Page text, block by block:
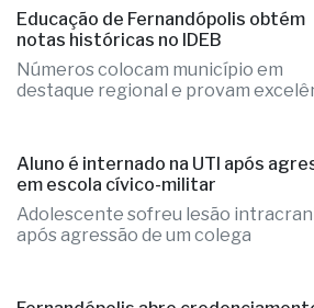
Educação de Fernandópolis obtém
notas históricas no IDEB
Números colocam município em
destaque regional e provam
Aluno é internado na UTI após
em escola cívico-militar
Adolescente sofreu lesão
após agressão de um colega